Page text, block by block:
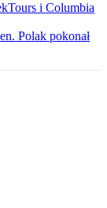
i Columbia
Polak pokonał